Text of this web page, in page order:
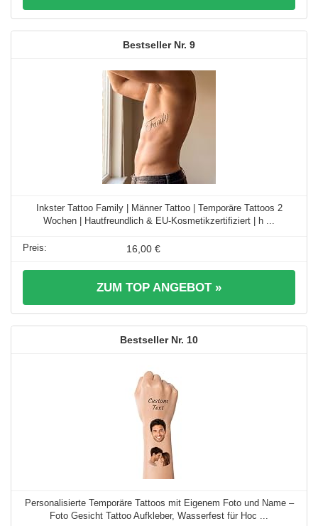
9
Inkster Tattoo Family | Männer Tattoo | Temporäre Tattoos 2
Wochen | Hautfreundlich & EU-Kosmetikzertifiziert | h ...
16,00 €
ZUM TOP ANGEBOT »
10
Personalisierte Temporäre Tattoos mit Eigenem Foto und Name –
Foto Gesicht Tattoo Aufkleber, Wasserfest für Hoc ...